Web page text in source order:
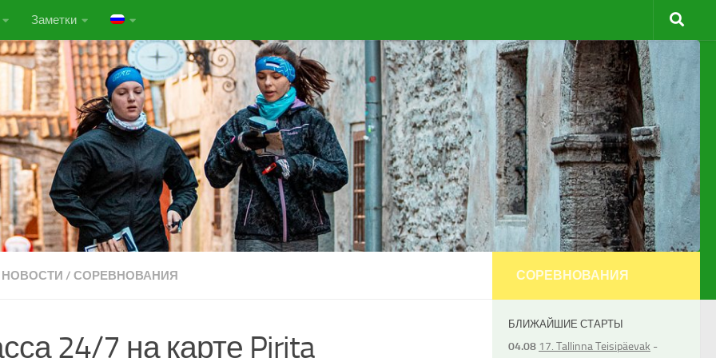
Заметки
НОВОСТИ / СОРЕВНОВАНИЯ
24/7 на карте Pirita
СОРЕВНОВАНИЯ
БЛИЖАЙШИЕ СТАРТЫ
04.08 17. Tallinna Teisipäevak -